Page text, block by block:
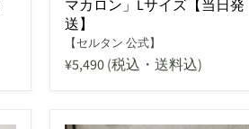
マカロン」Lサイズ【当日発
送】
【セルタン 公式】
¥5,490(税込・送料込)